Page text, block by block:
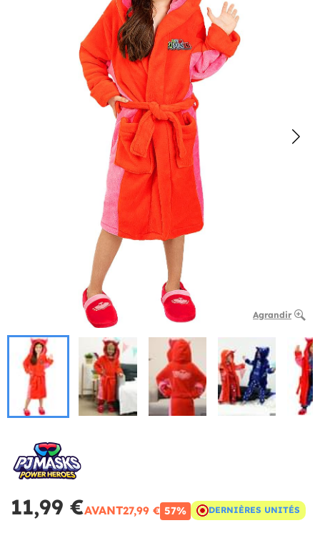
Agrandir
11,99 €AVANT27,99 € 57% DERNIÈRES UNITÉS